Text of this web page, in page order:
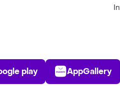
Play Store
play AppGallery